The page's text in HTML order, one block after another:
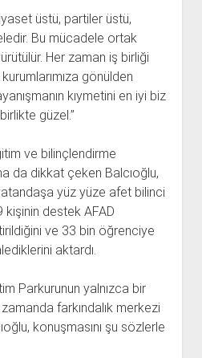
üstü, partiler üstü,
Bu mücadele ortak
Her zaman iş birliği
kurumlarımıza gönülden
kıymetini en iyi biz
güzel.”
ve bilinçlendirme
da dikkat çeken Balcıoğlu,
yüz yüze afet bilinci
kişinin destek AFAD
ve 33 bin öğrenciye
aktardı.
Parkurunun yalnızca bir
farkındalık merkezi
konuşmasını şu sözlerle